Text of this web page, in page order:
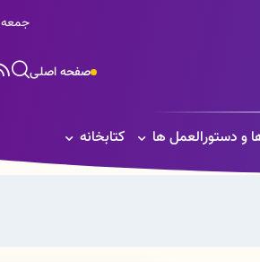
جمعه 16 مرداد 1405
صفحه اصلی
و دستورالعمل ها کتابخانه